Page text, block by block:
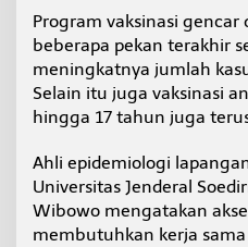
Program vaksinasi gencar
beberapa pekan terakhir
meningkatnya jumlah
Selain itu juga vaksinasi
hingga 17 tahun juga
Ahli epidemiologi
Universitas Jenderal
Wibowo mengatakan
membutuhkan kerja